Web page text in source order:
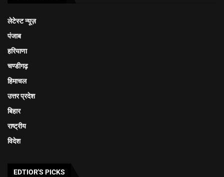
लेटेस्ट न्यूज़
पंजाब
हरियाणा
चण्डीगढ़
हिमाचल
उत्तर प्रदेश
बिहार
राष्ट्रीय
विदेश
EDTIOR'S PICKS